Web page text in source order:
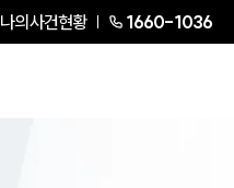
나의사건현황 1660-1036